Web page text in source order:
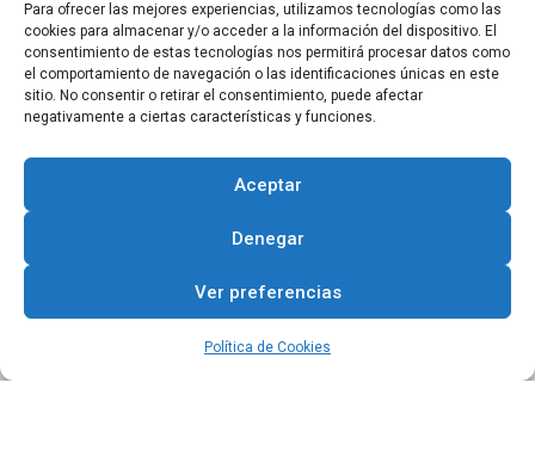
Para ofrecer las mejores experiencias, utilizamos tecnologías como las
cookies para almacenar y/o acceder a la información del dispositivo. El
consentimiento de estas tecnologías nos permitirá procesar datos como
el comportamiento de navegación o las identificaciones únicas en este
sitio. No consentir o retirar el consentimiento, puede afectar
negativamente a ciertas características y funciones.
Aceptar
Denegar
Ver preferencias
Política de Cookies
Hashtag #CIDcampeador
READ MORE